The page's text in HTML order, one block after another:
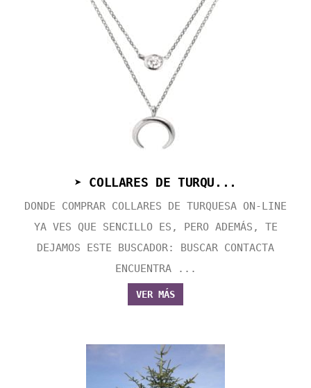
➤ COLLARES DE TURQU...
DONDE COMPRAR COLLARES DE TURQUESA ON-LINE
YA VES QUE SENCILLO ES, PERO ADEMÁS, TE
DEJAMOS ESTE BUSCADOR: BUSCAR CONTACTA
ENCUENTRA ...
VER MÁS